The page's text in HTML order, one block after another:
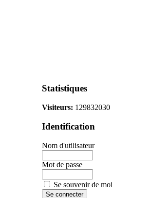
Statistiques
Visiteurs: 129832030
Identification
Nom d'utilisateur
Mot de passe
Se souvenir de moi